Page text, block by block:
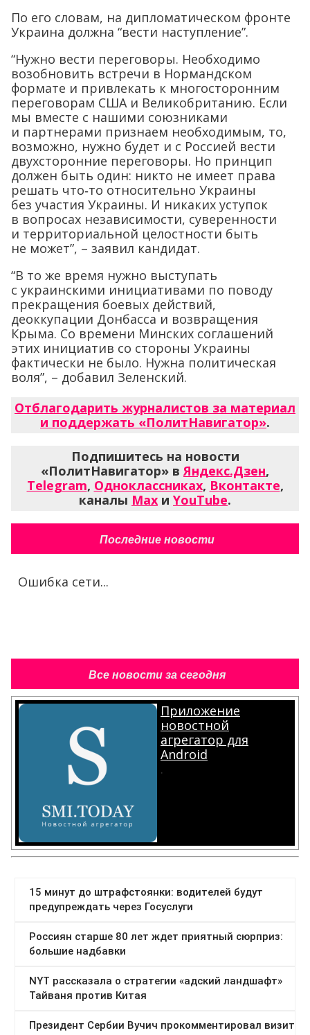
По его словам, на дипломатическом фронте
Украина должна “вести наступление”.
“Нужно вести переговоры. Необходимо
возобновить встречи в Нормандском
формате и привлекать к многосторонним
переговорам США и Великобританию. Если
мы вместе с нашими союзниками
и партнерами признаем необходимым, то,
возможно, нужно будет и с Россией вести
двухсторонние переговоры. Но принцип
должен быть один: никто не имеет права
решать что‑то относительно Украины
без участия Украины. И никаких уступок
в вопросах независимости, суверенности
и территориальной целостности быть
не может”, – заявил кандидат.
“В то же время нужно выступать
с украинскими инициативами по поводу
прекращения боевых действий,
деоккупации Донбасса и возвращения
Крыма. Со времени Минских соглашений
этих инициатив со стороны Украины
фактически не было. Нужна политическая
воля”, – добавил Зеленский.
Отблагодарить журналистов за материал
и поддержать «ПолитНавигатор».
Подпишитесь на новости
«ПолитНавигатор» вЯндекс.Дзен,
Telegram, Одноклассниках, Вконтакте,
каналы Max и YouTube.
Последние новости
Ошибка сети...
Все новости за сегодня
Приложение
новостной
агрегатор для
Android
.